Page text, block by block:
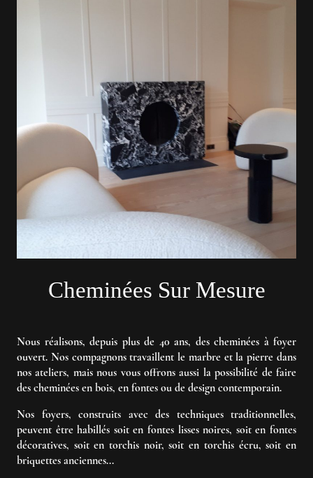
Cheminées Sur Mesure
Nous réalisons, depuis plus de 40 ans, des cheminées à foyer
ouvert. Nos compagnons travaillent le marbre et la pierre dans
nos ateliers, mais nous vous offrons aussi la possibilité de faire
des cheminées en bois, en fontes ou de design contemporain.
Nos foyers, construits avec des techniques traditionnelles,
peuvent être habillés soit en fontes lisses noires, soit en fontes
décoratives, soit en torchis noir, soit en torchis écru, soit en
briquettes anciennes...